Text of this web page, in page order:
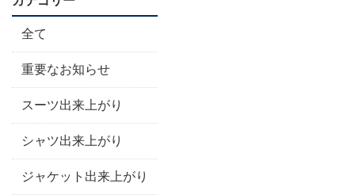
全て
重要なお知らせ
スーツ出来上がり
シャツ出来上がり
ジャケット出来上がり